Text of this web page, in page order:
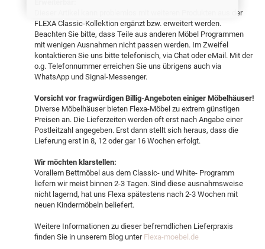
Dieser Artikel kann problemlos mit weiteren Produkten aus der
FLEXA Classic-Kollektion ergänzt bzw. erweitert werden.
Beachten Sie bitte, dass Teile aus anderen Möbel Programmen
mit wenigen Ausnahmen nicht passen werden. Im Zweifel
kontaktieren Sie uns bitte telefonisch, via Chat oder eMail. Mit der
o.g. Telefonnummer erreichen Sie uns übrigens auch via
WhatsApp und Signal-Messenger.
Vorsicht vor fragwürdigen Billig-Angeboten einiger Möbelhäuser!
Diverse Möbelhäuser bieten Flexa-Möbel zu extrem günstigen
Preisen an. Die Lieferzeiten werden oft erst nach Angabe einer
Postleitzahl angegeben. Erst dann stellt sich heraus, dass die
Lieferung erst in 8, 12 oder gar 16 Wochen erfolgt.
Wir möchten klarstellen:
Vorallem Bettmöbel aus dem Classic- und White- Programm
liefern wir meist binnen 2-3 Tagen. Sind diese ausnahmsweise
nicht lagernd, hat uns Flexa spätestens nach 2-3 Wochen mit
neuen Kindermöbeln beliefert.
Weitere Informationen zu dieser befremdlichen Lieferpraxis
finden Sie in unserem Blog unter Flexa-moebel.de